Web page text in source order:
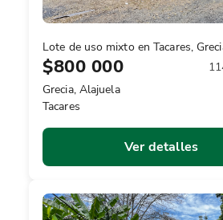
Lote de uso mixto en Tacares,
$800 000
Grecia, Alajuela
Tacares
Ver detalles